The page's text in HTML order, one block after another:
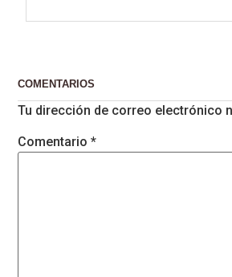
COMENTARIOS
Tu dirección de correo electrónico
Comentario *